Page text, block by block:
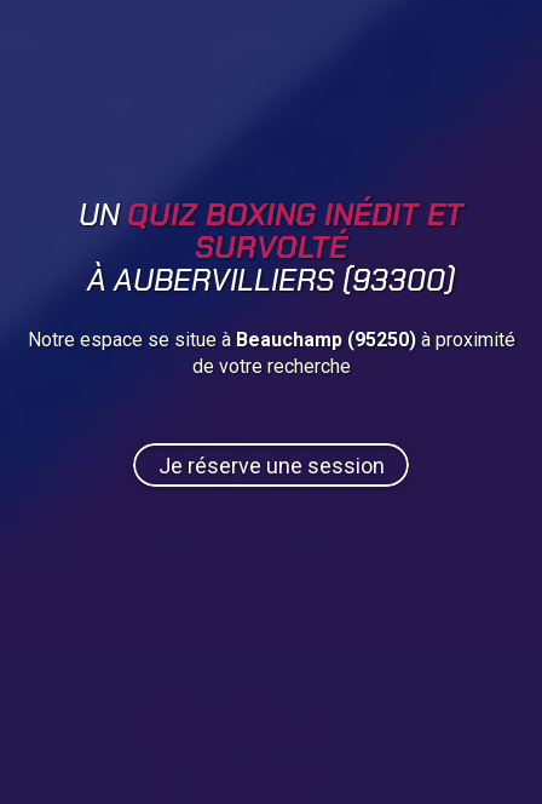
UNQUIZ BOXING INÉDIT ET
SURVOLTÉ
À AUBERVILLIERS (93300)
Notre espace se situe à Beauchamp (95250)à proximité
de votre recherche
Je réserve une session